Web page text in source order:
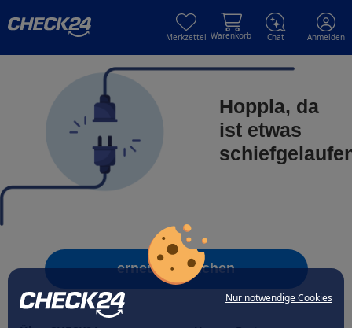
Nur notwendige Cookies
Merkzettel Warenkorb Chat Anmelden
Hoppla, da
ist etwas
erneut versuchen